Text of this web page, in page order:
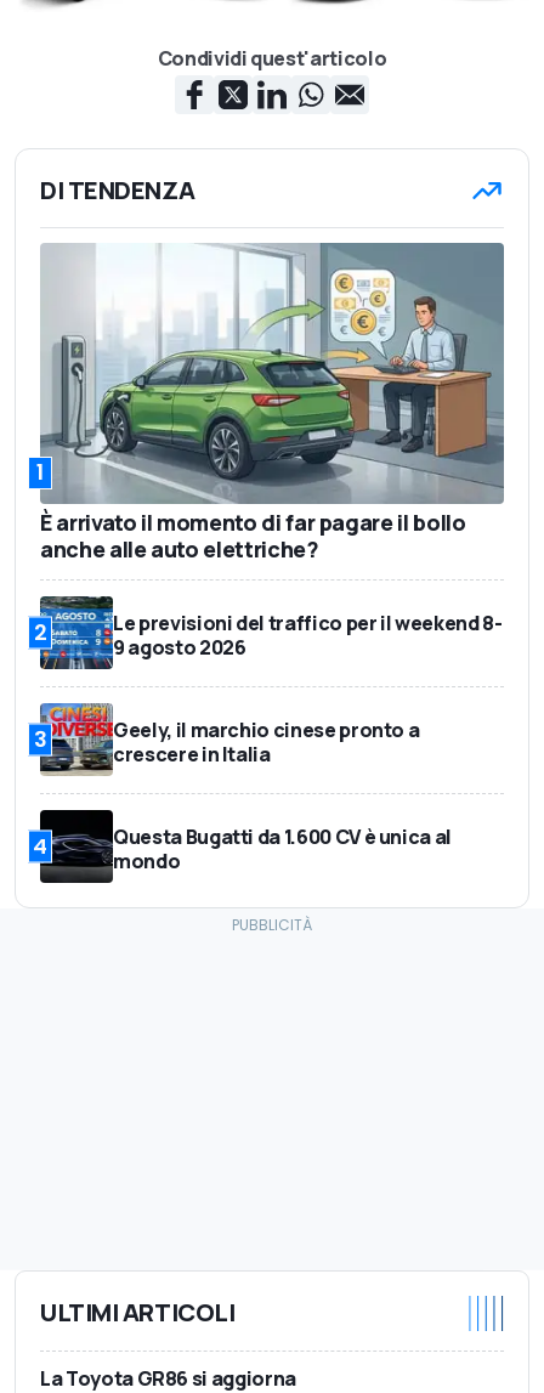
Condividi quest'articolo
DI TENDENZA
1
È arrivato il momento di far pagare il bollo
anche alle auto elettriche?
2
Le previsioni del traffico per il weekend 8-
9 agosto 2026
3
Geely, il marchio cinese pronto a
crescere in Italia
4
Questa Bugatti da 1.600 CV è unica al
mondo
ULTIMI ARTICOLI
La Toyota GR86 si aggiorna